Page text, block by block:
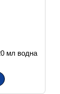
мл водна